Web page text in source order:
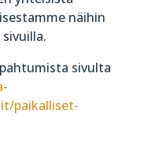
näihin
sivulta
paikalliset-